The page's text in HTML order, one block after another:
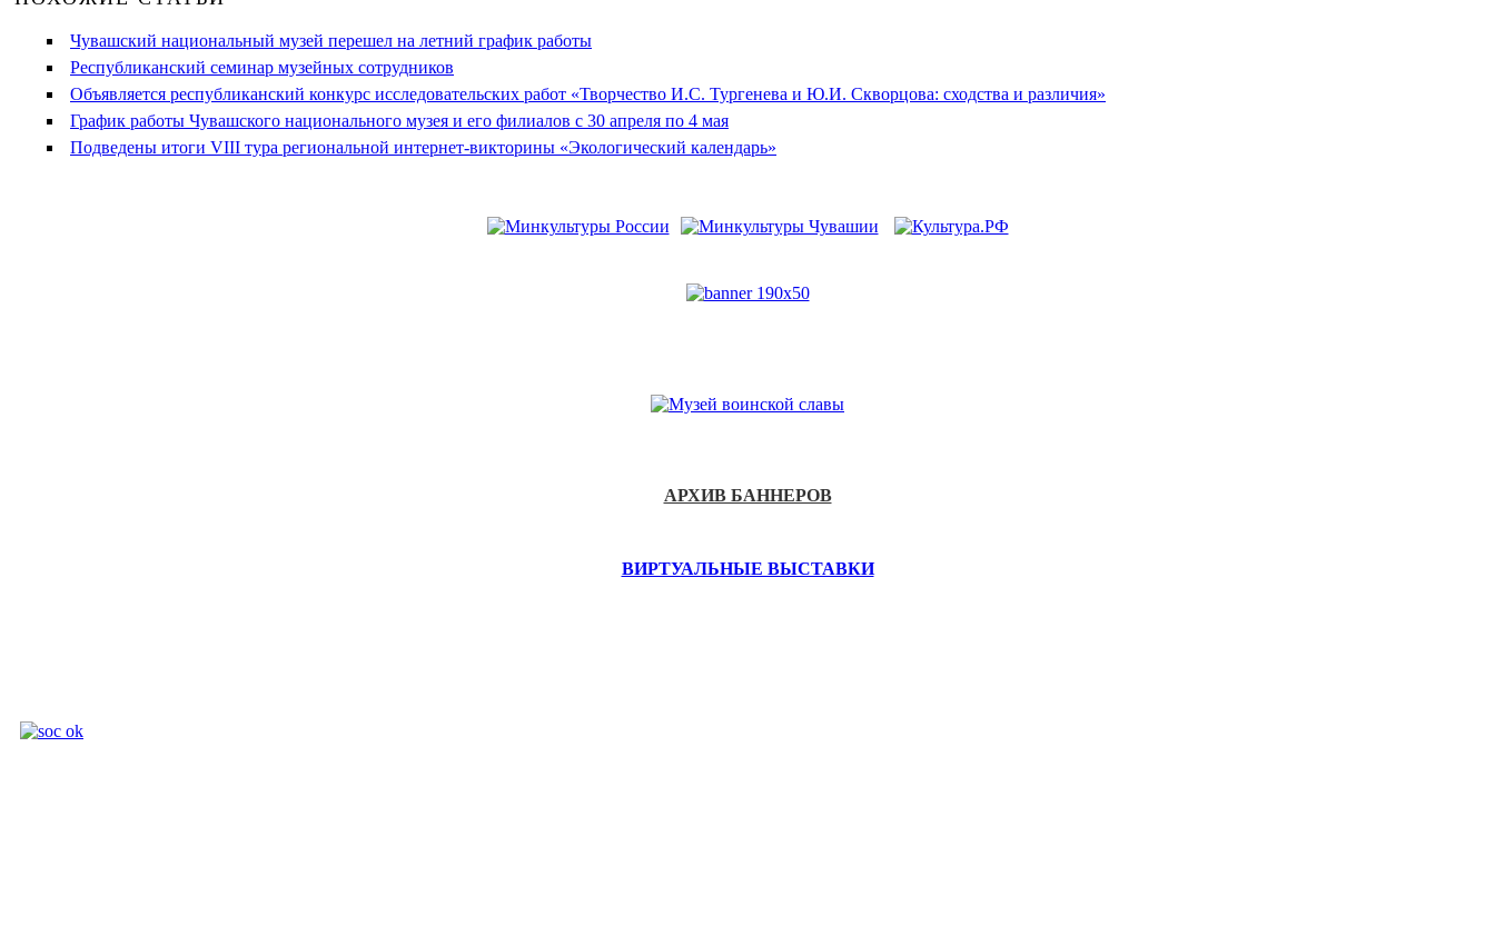
Чувашский национальный музей перешел на летний график работы
Республиканский семинар музейных сотрудников
Объявляется республиканский конкурс исследовательских работ «Творчество И.С. Тургенева и Ю.И. Скворцова: сходства и различия»
График работы Чувашского национального музея и его филиалов с 30 апреля по 4 мая
Подведены итоги VIII тура региональной интернет-викторины «Экологический календарь»
АРХИВ БАННЕРОВ
ВИРТУАЛЬНЫЕ ВЫСТАВКИ